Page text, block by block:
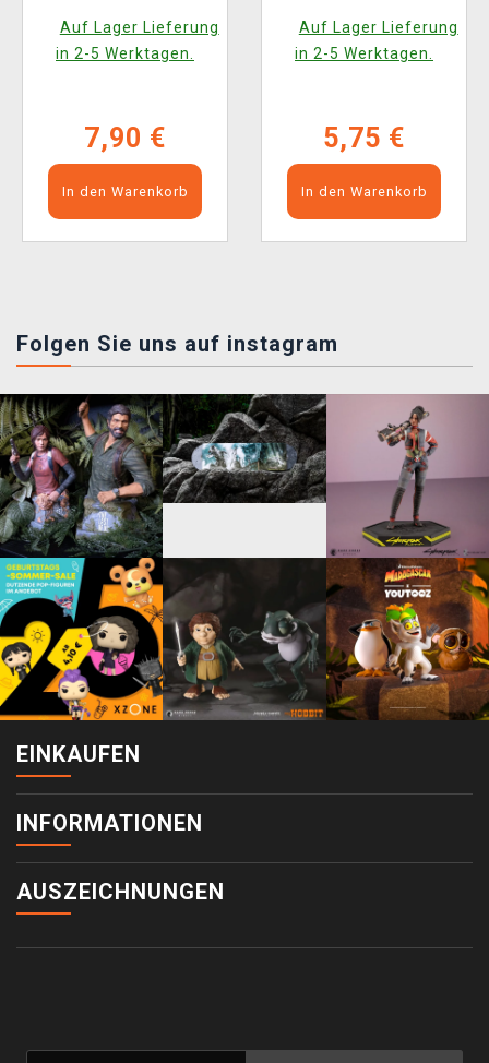
Booster (14 Karten)
(ENGLISCHE
Auf Lager Lieferung
in 2-5 Werktagen.
7,90 €
In den Warenkorb
Booster (14 Karten)
Auf Lager Lieferung
in 2-5 Werktagen.
5,75 €
In den Warenkorb
Folgen Sie uns auf instagram
EINKAUFEN
INFORMATIONEN
AUSZEICHNUNGEN